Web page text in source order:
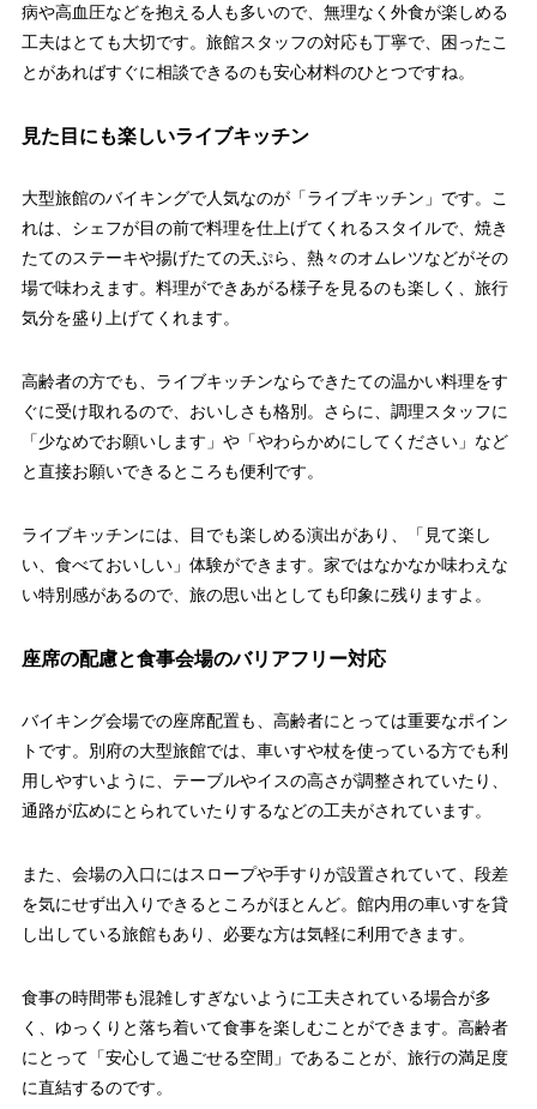
病や高血圧などを抱える人も多いので、無理なく外食が楽しめる
工夫はとても大切です。旅館スタッフの対応も丁寧で、困ったこ
とがあればすぐに相談できるのも安心材料のひとつですね。
見た目にも楽しいライブキッチン
大型旅館のバイキングで人気なのが「ライブキッチン」です。こ
れは、シェフが目の前で料理を仕上げてくれるスタイルで、焼き
たてのステーキや揚げたての天ぷら、熱々のオムレツなどがその
場で味わえます。料理ができあがる様子を見るのも楽しく、旅行
気分を盛り上げてくれます。
高齢者の方でも、ライブキッチンならできたての温かい料理をす
ぐに受け取れるので、おいしさも格別。さらに、調理スタッフに
「少なめでお願いします」や「やわらかめにしてください」など
と直接お願いできるところも便利です。
ライブキッチンには、目でも楽しめる演出があり、「見て楽し
い、食べておいしい」体験ができます。家ではなかなか味わえな
い特別感があるので、旅の思い出としても印象に残りますよ。
座席の配慮と食事会場のバリアフリー対応
バイキング会場での座席配置も、高齢者にとっては重要なポイン
トです。別府の大型旅館では、車いすや杖を使っている方でも利
用しやすいように、テーブルやイスの高さが調整されていたり、
通路が広めにとられていたりするなどの工夫がされています。
また、会場の入口にはスロープや手すりが設置されていて、段差
を気にせず出入りできるところがほとんど。館内用の車いすを貸
し出している旅館もあり、必要な方は気軽に利用できます。
食事の時間帯も混雑しすぎないように工夫されている場合が多
く、ゆっくりと落ち着いて食事を楽しむことができます。高齢者
にとって「安心して過ごせる空間」であることが、旅行の満足度
に直結するのです。